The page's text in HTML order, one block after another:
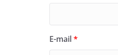
E-mail*